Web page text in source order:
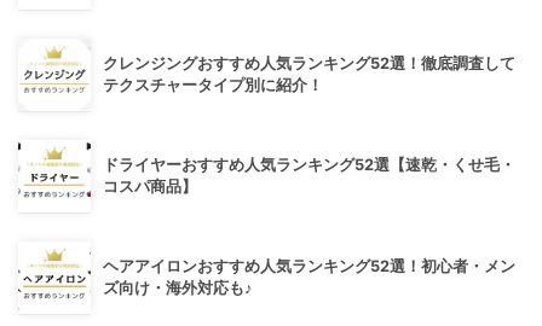
クレンジングおすすめ人気ランキング52選！徹底調査して
テクスチャータイプ別に紹介！
ドライヤーおすすめ人気ランキング52選【速乾・くせ毛・
コスパ商品】
ヘアアイロンおすすめ人気ランキング52選！初心者・メン
ズ向け・海外対応も♪